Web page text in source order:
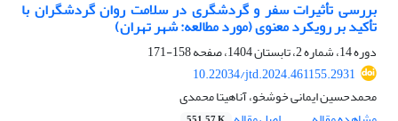
بررسی تأثیرات سفر و گردشگری در سلامت روان گردشگران با
تأکید بر رویکرد معنوی (مورد مطالعه: شهر تهران)
دوره 14، شماره 2، تابستان 1404، صفحه
158-171
10.22034/jtd.2024.461155.2931
محمدحسین ایمانی خوشخو، آناهیتا محمدی